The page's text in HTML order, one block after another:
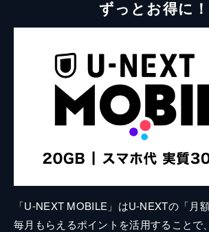
ずっとお得に！
「U-NEXT MOBILE」はU-NEXTの「月
毎月もらえるポイントを活用することで